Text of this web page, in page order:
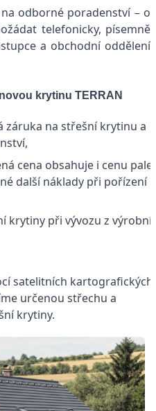
odborné poradenství – o
telefonicky, písemně
a obchodní oddělení
krytinu TERRAN
záruka na střešní krytinu a
cena obsahuje i cenu
další náklady při pořízení
krytiny při vývozu z
satelitních kartografických
určenou střechu a
krytiny.